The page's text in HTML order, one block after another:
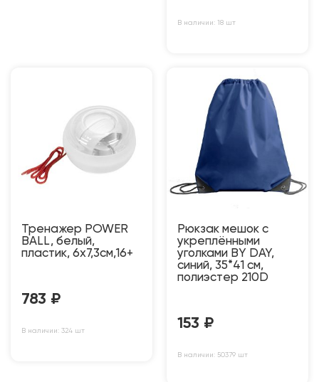
В наличии: 18 шт
Тренажер POWER
BALL, белый,
пластик, 6х7,3см,16+
783 ₽
В наличии: 324 шт
Рюкзак мешок с
укреплёнными
уголками BY DAY,
синий, 35*41 см,
полиэстер 210D
153 ₽
В наличии: 50379 шт